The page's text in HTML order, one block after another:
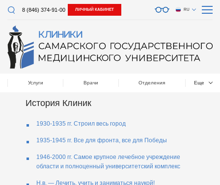
8 (846) 374-91-00 ЛИЧНЫЙ КАБИНЕТ RU
Услуги Врачи Отделения Еще
История Клиник
1930-1935 гг. Строил весь город
1935-1945 гг. Все для фронта, все для Победы
1946-2000 гг. Самое крупное лечебное учреждение
области и полноценный университетский комплекс
Н.в. — Лечить, учить и заниматься наукой!